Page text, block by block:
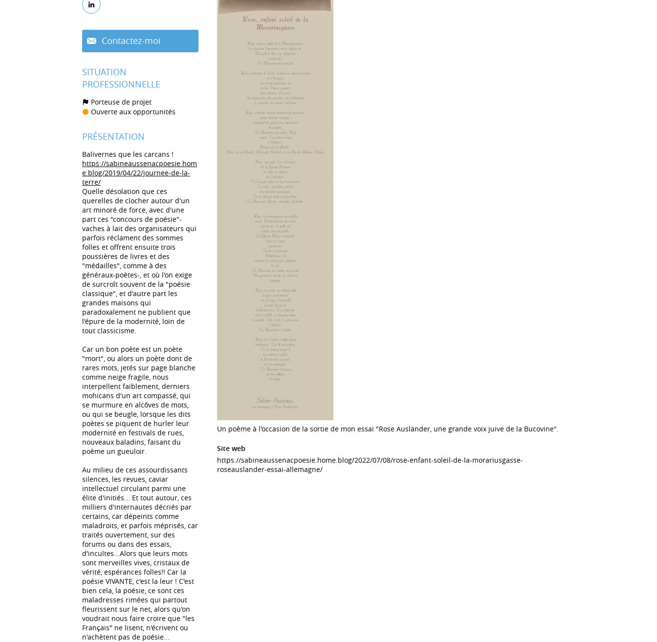
Contactez-moi
SITUATION
PROFESSIONNELLE
Porteuse de projet
Ouverte aux opportunités
PRÉSENTATION
Balivernes que les carcans !
https://sabineaussenacpoesie.hom
e.blog/2019/04/22/journee-de-la-
terre/
Quelle désolation que ces
querelles de clocher autour d'un
art minoré de force, avec d'une
part ces "concours de poésie"-
vaches à lait des organisateurs qui
parfois réclament des sommes
folles et offrent ensuite trois
poussières de livres et des
"médailles", comme à des
généraux-poètes-, et où l'on exige
de surcroît souvent de la "poésie
classique", et d'autre part les
grandes maisons qui
paradoxalement ne publient que
l'épure de la modernité, loin de
tout classicisme.
Car un bon poète est un poète
"mort", ou alors un poète dont de
rares mots, jetés sur page blanche
comme neige fragile, nous
interpellent faiblement, derniers
mohicans d'un art compassé, qui
se murmure en alcôves de mots,
ou qui se beugle, lorsque les dits
poètes se piquent de hurler leur
modernité en festivals de rues,
nouveaux baladins, faisant du
poème un gueuloir.
Au milieu de ces assourdissants
silences, les revues, caviar
intellectuel circulant parmi une
élite d'initiés... Et tout autour, ces
milliers d'internautes décriés par
certains, car dépeints comme
maladroits, et parfois méprisés, car
traités ouvertement, sur des
forums ou dans des essais,
d'incultes...Alors que leurs mots
sont merveilles vives, cristaux de
vérité, espérances folles!! Car la
poésie VIVANTE, c'est la leur ! C'est
bien cela, la poésie, ce sont ces
maladresses rimées qui partout
fleurissent sur le net, alors qu'on
voudrait nous faire croire que "les
Français" ne lisent, n'écrivent ou
n'achètent pas de poésie...
Un poème à l'occasion de la sortie de mon essai "Rose Ausländer, une grande voix juive de la Bucovine".
Site web
https://sabineaussenacpoesie.home.blog/2022/07/08/rose-enfant-soleil-de-la-morariusgasse-
roseauslander-essai-allemagne/